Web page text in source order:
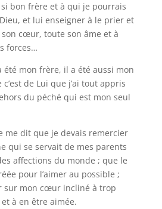
si bon frère et à qui je pourrais
et lui enseigner à le prier et
cœur, toute son âme et à
forces…
été mon frère, il a été aussi mon
de Lui que j’ai tout appris
du péché qui est mon seul
me dit que je devais remercier
qui se servait de mes parents
affections du monde ; que le
pour l’aimer au possible ;
sur mon cœur incliné à trop
à en être aimée.